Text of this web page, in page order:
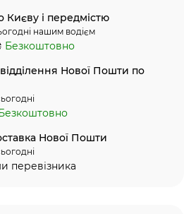
Києву і передмістю
нашим водієм
Безкоштовно
Нової Пошти по
Нової Пошти
перевізника